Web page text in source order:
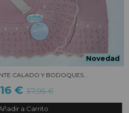
Novedad
CALADO Y BODOQUES...
€ 37,95 €
a Carrito